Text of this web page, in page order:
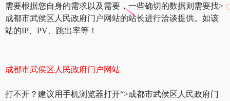
需要根据您自身的需求以及需要，一些确切的数据则需要找>
成都市武侯区人民政府门户网站的站长进行洽谈提供。如该
站的IP、PV、跳出率等！
成都市武侯区人民政府门户网站
打不开？建议用手机浏览器打开“>成都市武侯区人民政府门